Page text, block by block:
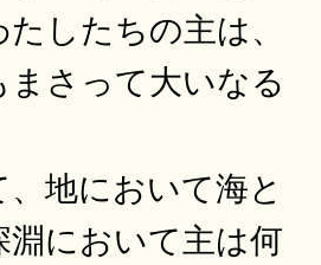
したちの主は、
まさって大いなる
地において海と
において主は何